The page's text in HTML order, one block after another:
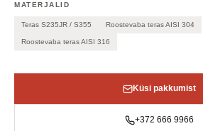
MATERJALID
Teras S235JR / S355 Roostevaba teras AISI 304
Roostevaba teras AISI 316
Küsi pakkumist
+372 666 9966